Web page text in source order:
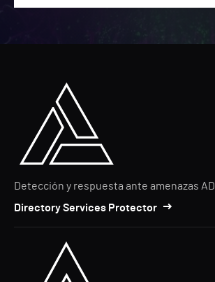
Detección y respuesta ante amenazas AD
Directory Services Protector